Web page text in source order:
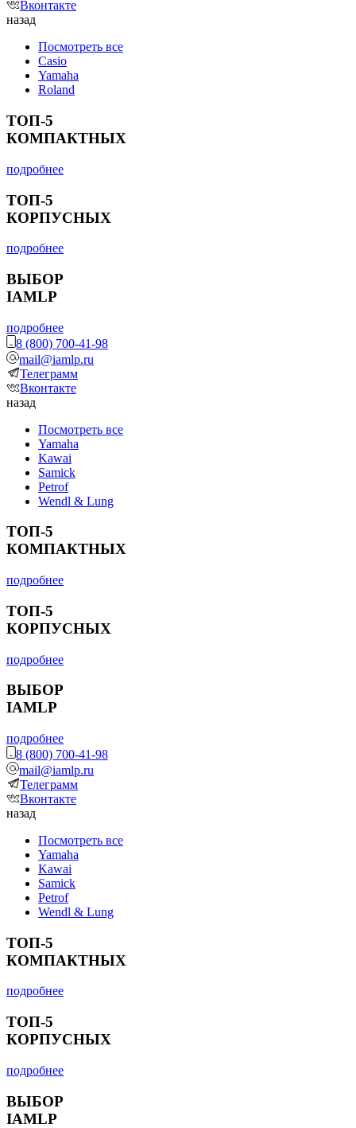
Вконтакте
назад
Посмотреть все
Casio
Yamaha
Roland
ТОП-5
КОМПАКТНЫХ
подробнее
ТОП-5
КОРПУСНЫХ
подробнее
ВЫБОР
IAMLP
подробнее
8 (800) 700-41-98
mail@iamlp.ru
Телеграмм
Вконтакте
назад
Посмотреть все
Yamaha
Kawai
Samick
Petrof
Wendl & Lung
ТОП-5
КОМПАКТНЫХ
подробнее
ТОП-5
КОРПУСНЫХ
подробнее
ВЫБОР
IAMLP
подробнее
8 (800) 700-41-98
mail@iamlp.ru
Телеграмм
Вконтакте
назад
Посмотреть все
Yamaha
Kawai
Samick
Petrof
Wendl & Lung
ТОП-5
КОМПАКТНЫХ
подробнее
ТОП-5
КОРПУСНЫХ
подробнее
ВЫБОР
IAMLP